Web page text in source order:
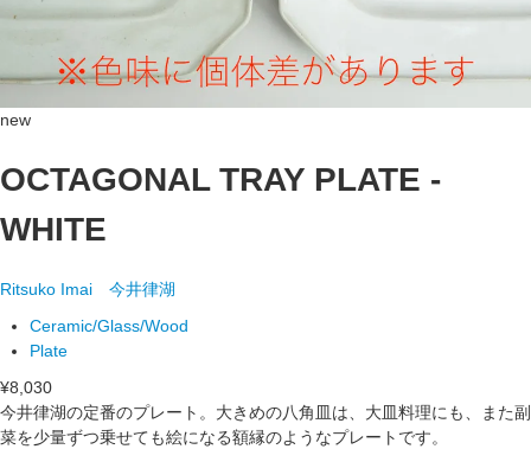
new
OCTAGONAL TRAY PLATE -
WHITE
Ritsuko Imai 今井律湖
Ceramic/Glass/Wood
Plate
¥8,030
今井律湖の定番のプレート。大きめの八角皿は、大皿料理にも、また副
菜を少量ずつ乗せても絵になる額縁のようなプレートです。